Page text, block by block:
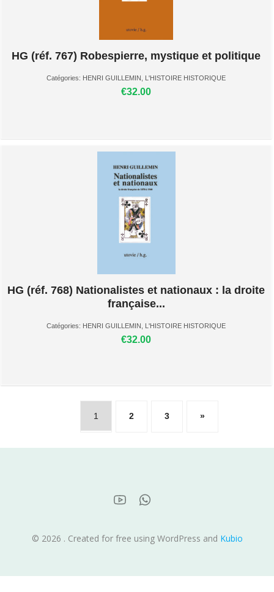
HG (réf. 767) Robespierre, mystique et politique
Catégories: HENRI GUILLEMIN L'HISTOIRE HISTORIQUE
€32.00
HG (réf. 768) Nationalistes et nationaux : la droite
française...
Catégories: HENRI GUILLEMIN L'HISTOIRE HISTORIQUE
€32.00
1 2 3 »
© 2026 . Created for free using WordPress and Kubio